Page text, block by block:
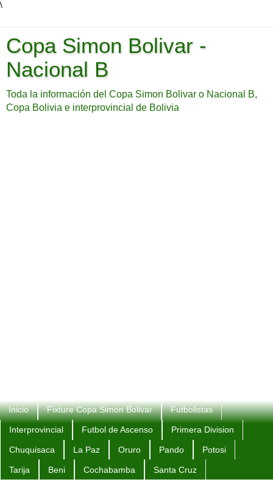
\
Copa Simon Bolivar -
Nacional B
Toda la información del Copa Simon Bolivar o Nacional B,
Copa Bolivia e interprovincial de Bolivia
Inicio Fixture Copa Simon Bolivar Futbolistas
Interprovincial Futbol de Ascenso Primera Division
Chuquisaca La Paz Oruro Pando Potosi
Tarija Beni Cochabamba Santa Cruz